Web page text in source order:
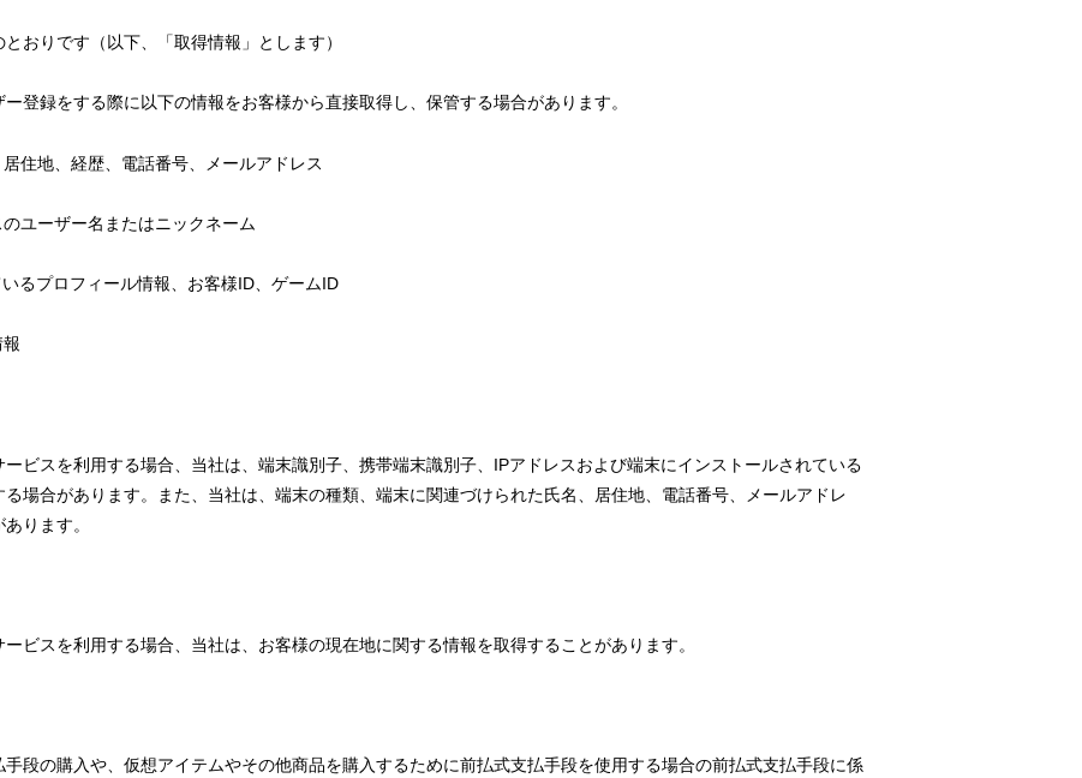
おりです（以下、「取得情報」とします）
登録をする際に以下の情報をお客様から直接取得し、保管する場合があります。
住地、経歴、電話番号、メールアドレス
ユーザー名またはニックネーム
るプロフィール情報、お客様ID、ゲームID
ビスを利用する場合、当社は、端末識別子、携帯端末識別子、IPアドレスおよび端末にインストールされている
場合があります。また、当社は、端末の種類、端末に関連づけられた氏名、居住地、電話番号、メールアドレ
ります。
ビスを利用する場合、当社は、お客様の現在地に関する情報を取得することがあります。
段の購入や、仮想アイテムやその他商品を購入するために前払式支払手段を使用する場合の前払式支払手段に係